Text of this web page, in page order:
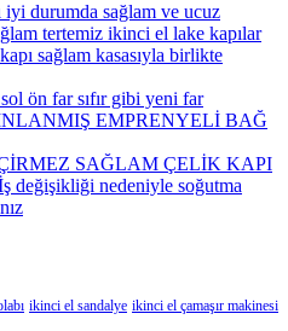
iyi durumda sağlam ve ucuz
tertemiz ikinci el lake kapılar
sağlam kasasıyla birlikte
ön far sıfır gibi yeni far
EMPRENYELİ BAĞ
SAĞLAM ÇELİK KAPI
değişikliği nedeniyle soğutma
ikinci el sandalye ikinci el çamaşır makinesi